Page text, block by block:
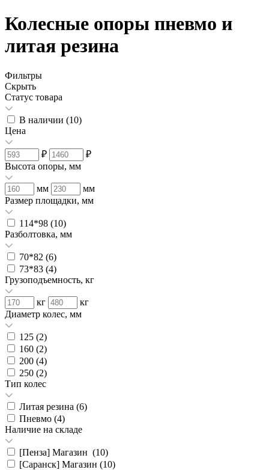
Колесные опоры пневмо и
литая резина
Фильтры
Скрыть
Статус товара
В наличии (10)
Цена
₽
₽
Высота опоры, мм
мм
мм
Размер площадки, мм
114*98 (10)
Разболтовка, мм
70*82 (6)
73*83 (4)
Грузоподъемность, кг
кг
кг
Диаметр колес, мм
125 (2)
160 (2)
200 (4)
250 (2)
Тип колес
Литая резина (6)
Пневмо (4)
Наличие на складе
[Пенза] Магазин (10)
[Саранск] Магазин (10)